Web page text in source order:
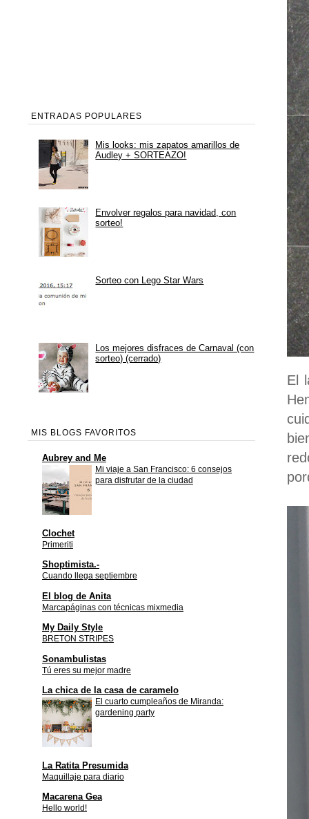
El
ENTRADAS POPULARES
Mis looks: mis zapatos amarillos de
Audley + SORTEAZO!
Envolver regalos para navidad, con
sorteo!
Sorteo con Lego Star Wars
Los mejores disfraces de Carnaval (con
sorteo) (cerrado)
MIS BLOGS FAVORITOS
Aubrey and Me
Mi viaje a San Francisco: 6 consejos
para disfrutar de la ciudad
Clochet
Primeriti
Shoptimista.-
Cuando llega septiembre
El blog de Anita
Marcapáginas con técnicas mixmedia
My Daily Style
BRETON STRIPES
Sonambulistas
Tú eres su mejor madre
La chica de la casa de caramelo
El cuarto cumpleaños de Miranda:
gardening party
La Ratita Presumida
Maquillaje para diario
Macarena Gea
Hello world!